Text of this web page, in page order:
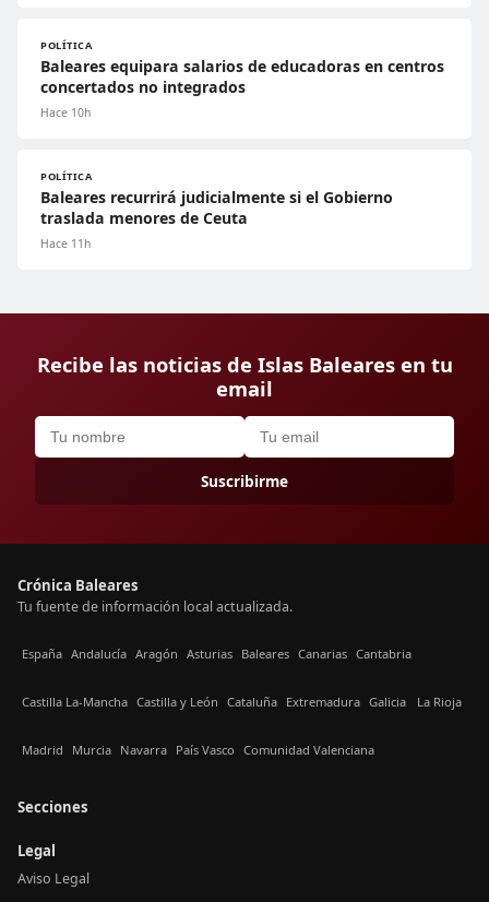
POLÍTICA
Baleares equipara salarios de educadoras en centros
concertados no integrados
Hace 10h
POLÍTICA
Baleares recurrirá judicialmente si el Gobierno
traslada menores de Ceuta
Hace 11h
Recibe las noticias de Islas Baleares en tu
email
Suscribirme
Crónica Baleares
Tu fuente de información local actualizada.
España Andalucía Aragón Asturias Baleares Canarias Cantabria
Castilla La-Mancha Castilla y León Cataluña Extremadura Galicia La Rioja
Madrid Murcia Navarra País Vasco Comunidad Valenciana
Secciones
Legal
Aviso Legal